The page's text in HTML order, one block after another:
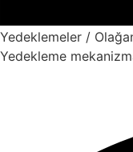
Yedeklemeler /
Yedekleme